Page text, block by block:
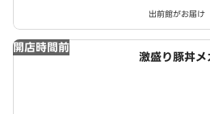
出前館がお届け
開店時間前
激盛り豚丼